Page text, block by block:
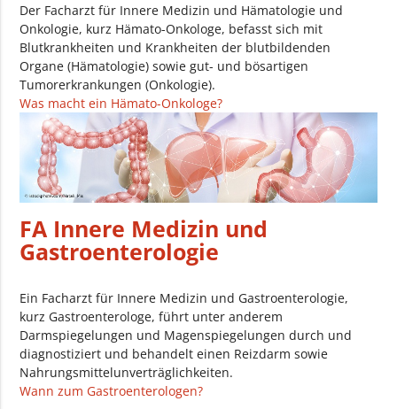
Der Facharzt für Innere Medizin und Hämatologie und
Onkologie, kurz Hämato-Onkologe, befasst sich mit
Blutkrankheiten und Krankheiten der blutbildenden
Organe (Hämatologie) sowie gut- und bösartigen
Tumorerkrankungen (Onkologie).
Was macht ein Hämato-Onkologe?
FA Innere Medizin und
Gastroenterologie
Ein Facharzt für Innere Medizin und Gastroenterologie,
kurz Gastroenterologe, führt unter anderem
Darmspiegelungen und Magenspiegelungen durch und
diagnostiziert und behandelt einen Reizdarm sowie
Nahrungsmittelunverträglichkeiten.
Wann zum Gastroenterologen?